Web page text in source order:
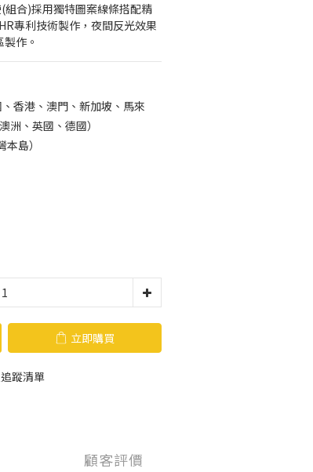
合)採用獨特圖案線條搭配精
專利技術製作，夜間反光效果
作。
香港、澳門、新加坡、馬來
洲、英國、德國）
島）
立即購買
蹤清單
顧客評價